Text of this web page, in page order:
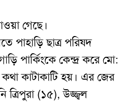
গেছে।
পাহাড়ি ছাত্র পরিষদ
পার্কিংকে কেন্দ্র করেমো:
কথা কাটাকাটি হয়। এর জের
ত্রিপুরা (১৫), উজ্জ্বল